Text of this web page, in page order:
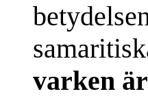
varken